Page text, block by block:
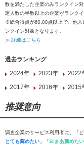
数を満たした企業のみランクイン
定人数の半数以上の企業がランクイ
※総合得点が60.00点以上で、他人
ンクイン対象となります。
≫ 詳細はこちら
過去ランキング
2024年
2023年 2022
2017年
2016年 2015
推奨意向
調査企業のサービス利用者に、「
とても薦めたい 」「B:まあ薦めたい